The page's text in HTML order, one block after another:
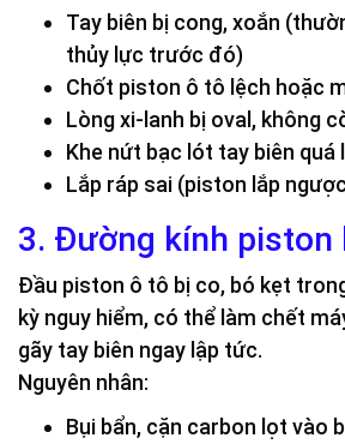
Tay biên bị cong, xoắn
thủy lực trước đó)
Chốt piston ô tô lệch hoặc
Lòng xi-lanh bị oval, không
Khe nứt bạc lót tay biên quá
Lắp ráp sai (piston lắp
3. Đường kính piston
Đầu piston ô tô bị co, bó kẹt
kỳ nguy hiểm, có thể làm chết
gãy tay biên ngay lập tức.
Nguyên nhân:
Bụi bẩn, cặn carbon lọt vào